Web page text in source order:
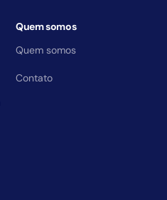
Quem somos
Quem somos
Contato